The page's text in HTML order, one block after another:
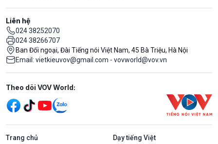
Liên hệ
024 38252070
024 38266707
Ban Đối ngoại, Đài Tiếng nói Việt Nam, 45 Bà Triệu, Hà Nội
Email: vietkieuvov@gmail.com - vovworld@vov.vn
Mạng xã hội
Theo dõi VOV World:
Trang chủ Dạy tiếng Việt